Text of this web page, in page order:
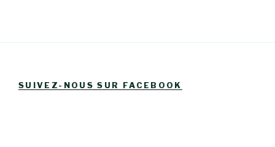
SUIVEZ-NOUS SUR FACEBOOK